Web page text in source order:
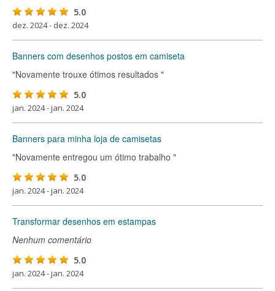
5.0
dez. 2024 - dez. 2024
Banners com desenhos postos em camiseta
"Novamente trouxe ótimos resultados "
5.0
jan. 2024 - jan. 2024
Banners para minha loja de camisetas
"Novamente entregou um ótimo trabalho "
5.0
jan. 2024 - jan. 2024
Transformar desenhos em estampas
Nenhum comentário
5.0
jan. 2024 - jan. 2024